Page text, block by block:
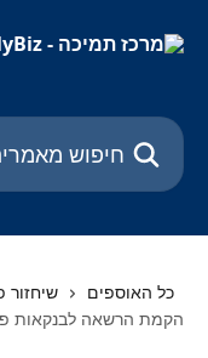
חיפוש מאמרים...
כל האוספים
הקמת הרשאה לבנקאות